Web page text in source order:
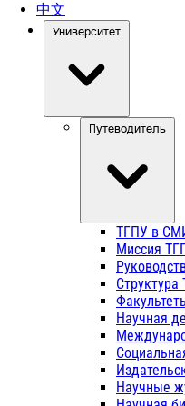
中文
Университет
Путеводитель
ТГПУ в
Миссия
Структура
Научная
Научные